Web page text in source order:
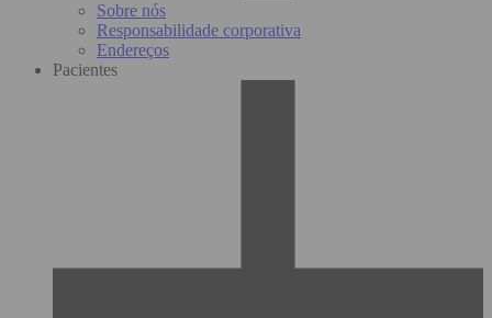
Sobre nós
Responsabilidade corporativa
Endereços
Pacientes